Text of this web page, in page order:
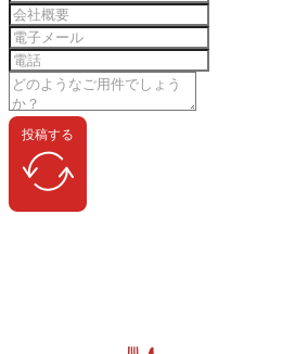
投稿する